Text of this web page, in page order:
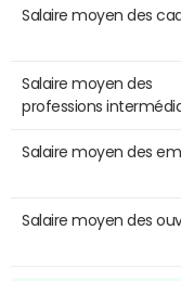
Salaire moyen des
Salaire moyen des
professions
Salaire moyen des
Salaire moyen des